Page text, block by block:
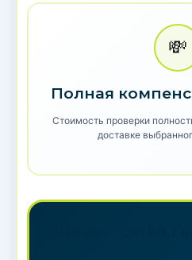
💸
Полная
Стоимость проверки
доставке